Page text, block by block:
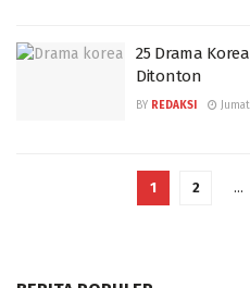
25 Drama
Ditonton
BY REDAKSI
1 2 …